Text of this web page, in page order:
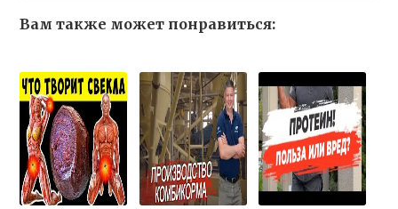
Вам также может понравиться: